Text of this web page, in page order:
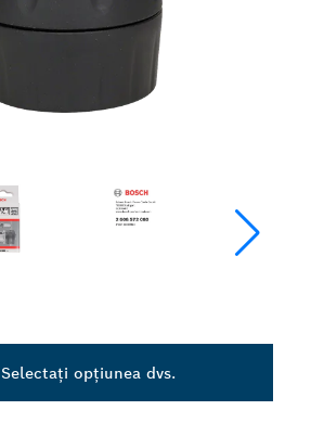
Selectați opțiunea dvs.